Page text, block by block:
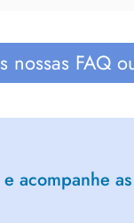
nossas FAQ
e acompanhe